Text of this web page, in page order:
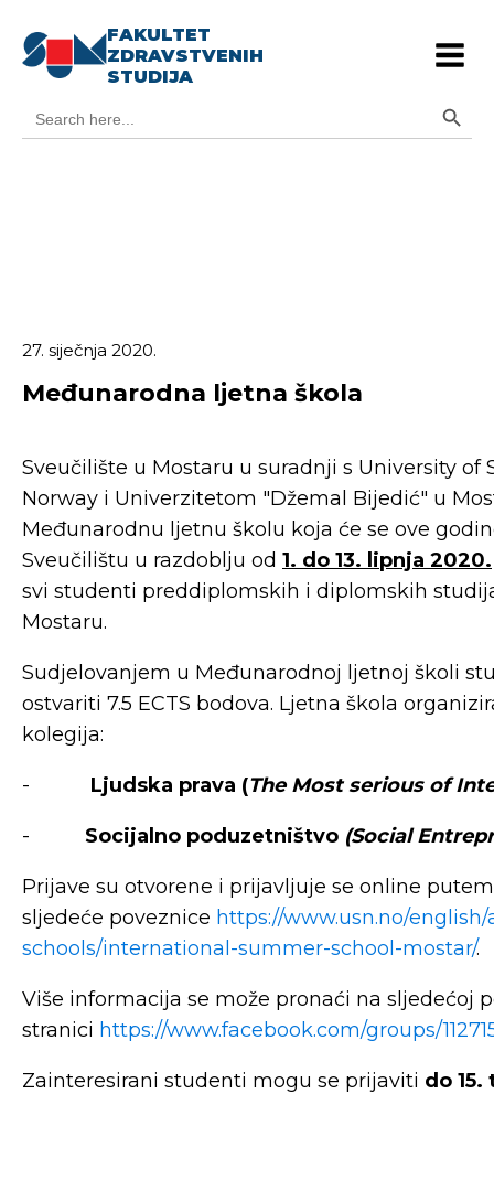
FAKULTET
ZDRAVSTVENIH
STUDIJA
for:
27. siječnja 2020.
Međunarodna ljetna škola
Sveučilište u Mostaru u suradnji s University of
Norway i Univerzitetom "Džemal Bijedić" u
Međunarodnu ljetnu školu koja će se ove
Sveučilištu u razdoblju od 1. do 13. lipnja 2020.
svi studenti preddiplomskih i diplomskih
Mostaru.
Sudjelovanjem u Međunarodnoj ljetnoj školi
ostvariti 7.5 ECTS bodova. Ljetna škola
kolegija:
- Ljudska prava (The Most serious of
- Socijalno poduzetništvo (Social
Prijave su otvorene i prijavljuje se online putem
sljedeće poveznice https://www.usn.no/
schools/international-summer-school-mostar/.
Više informacija se može pronaći na sljedećoj
stranici https://www.facebook.com/groups/
Zainteresirani studenti mogu se prijaviti do